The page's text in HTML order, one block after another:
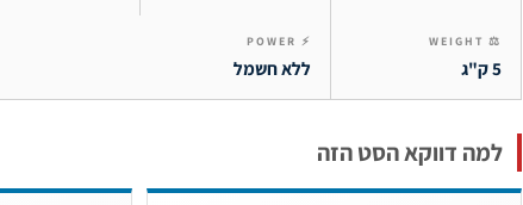
⚖ WEIGHT
5 ק"ג
⚡ POWER
ללא חשמל
למה דווקא הסט הזה